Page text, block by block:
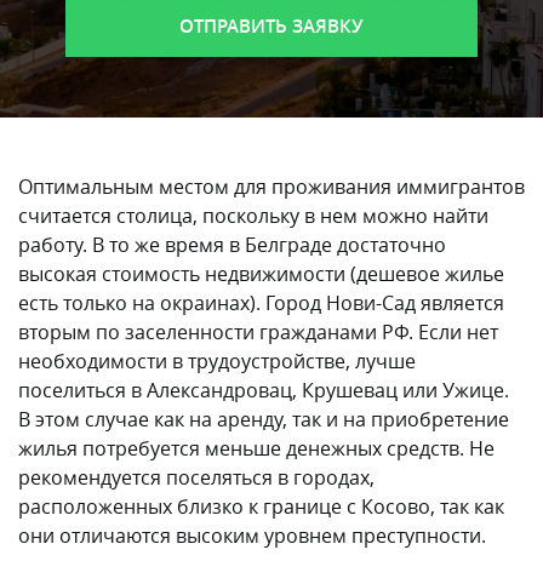
Оптимальным местом для проживания иммигрантов
считается столица, поскольку в нем можно найти
работу. В то же время в Белграде достаточно
высокая стоимость недвижимости (дешевое жилье
есть только на окраинах). Город Нови-Сад является
вторым по заселенности гражданами РФ. Если нет
необходимости в трудоустройстве, лучше
поселиться в Александровац, Крушевац или Ужице.
В этом случае как на аренду, так и на приобретение
жилья потребуется меньше денежных средств. Не
рекомендуется поселяться в городах,
расположенных близко к границе с Косово, так как
они отличаются высоким уровнем преступности.